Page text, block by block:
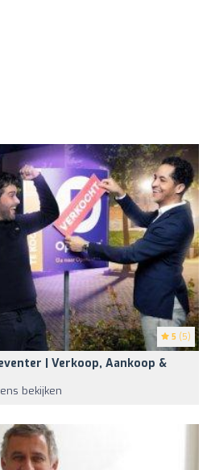
5 (5)
| Verkoop, Aankoop &
bekijken